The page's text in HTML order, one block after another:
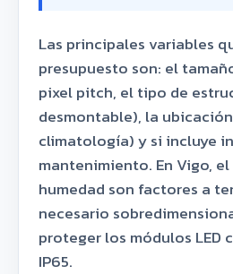
Las principales variables
presupuesto son: el
pixel pitch, el tipo de
desmontable), la
climatología) y si incluye
mantenimiento. En Vigo,
humedad son factores a
necesario
proteger los módulos LED
IP65.